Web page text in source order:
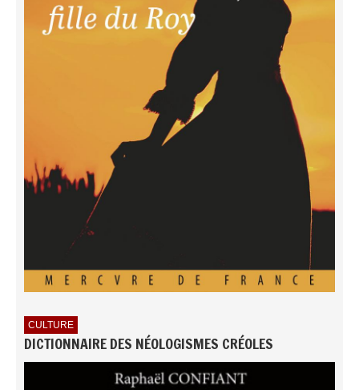
CULTURE
DICTIONNAIRE DES NÉOLOGISMES CRÉOLES